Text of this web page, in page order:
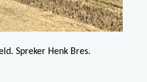
Spreker Henk Bres.